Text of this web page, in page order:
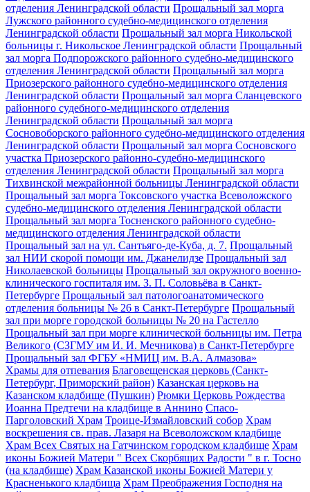
отделения Ленинградской области Прощальный зал морга
Лужского районного судебно-медицинского отделения
Ленинградской области Прощальный зал морга Никольской
больницы г. Никольское Ленинградской области Прощальный
зал морга Подпорожского районного судебно-медицинского
отделения Ленинградской области Прощальный зал морга
Приозерского районного судебно-медицинского отделения
Ленинградской области Прощальный зал морга Сланцевского
районного судебного-медицинского отделения
Ленинградской области Прощальный зал морга
Сосновоборского районного судебно-медицинского отделения
Ленинградской области Прощальный зал морга Сосновского
участка Приозерского районно-судебно-медицинского
отделения Ленинградской области Прощальный зал морга
Тихвинской межрайонной больницы Ленинградской области
Прощальный зал морга Токсовского участка Всеволожского
судебно-медицинского отделения Ленинградской области
Прощальный зал морга Тосненского районного судебно-
медицинского отделения Ленинградской области
Прощальный зал на ул. Сантьяго-де-Куба, д. 7. Прощальный
зал НИИ скорой помощи им. Джанелидзе Прощальный зал
Николаевской больницы Прощальный зал окружного военно-
клинического госпиталя им. З. П. Соловьёва в Санкт-
Петербурге Прощальный зал патологоанатомического
отделения больницы № 26 в Санкт-Петербурге Прощальный
зал при морге городской больницы № 20 на Гастелло
Прощальный зал при морге клинической больницы им. Петра
Великого (СЗГМУ им И. И. Мечникова) в Санкт-Петербурге
Прощальный зал ФГБУ «НМИЦ им. В.А. Алмазова»
Храмы для отпевания Благовещенская церковь (Санкт-
Петербург, Приморский район) Казанская церковь на
Казанском кладбище (Пушкин) Рюмки Церковь Рождества
Иоанна Предтечи на кладбище в Аннино Спасо-
Парголовский Храм Троице-Измайловский собор Храм
воскрешения св. прав. Лазаря на Всеволожском кладбище
Храм Всех Святых на Гатчинском городском кладбище Храм
иконы Божией Матери " Всех Скорбящих Радости " в г. Тосно
(на кладбище) Храм Казанской иконы Божией Матери у
Красненького кладбища Храм Преображения Господня на